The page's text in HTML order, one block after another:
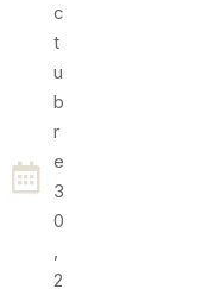
C
T
U
B
R
E
3
0
,
2